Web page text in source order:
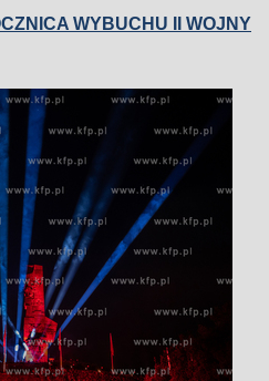
WYBUCHU II WOJNY